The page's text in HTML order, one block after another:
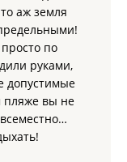
аж земля
по
руками,
допустимые
пляже вы не